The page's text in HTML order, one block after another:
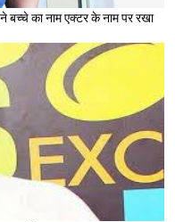
है ? महिला ने अपने बच्चे का नाम एक्टर के नाम पर रखा